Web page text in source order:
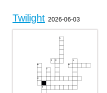
Twilight 2026-06-03